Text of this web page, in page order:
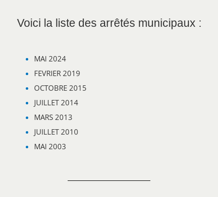
Voici la liste des arrêtés municipaux :
MAI 2024
FEVRIER 2019
OCTOBRE 2015
JUILLET 2014
MARS 2013
JUILLET 2010
MAI 2003